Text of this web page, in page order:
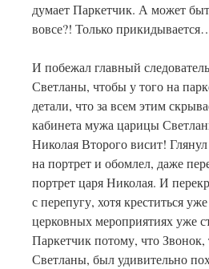
думает Паркетчик. А может
вовсе?! Только
И побежал главный
Светланы, чтобы у того на
детали, что за всем этим
кабинета мужа царицы
Николая Второго висит!
на портрет и обомлел, даже
портрет царя Николая. И
с перепугу, хотя креститься
церковных мероприятиях уже
Паркетчик потому, что
Светланы, был удивительно